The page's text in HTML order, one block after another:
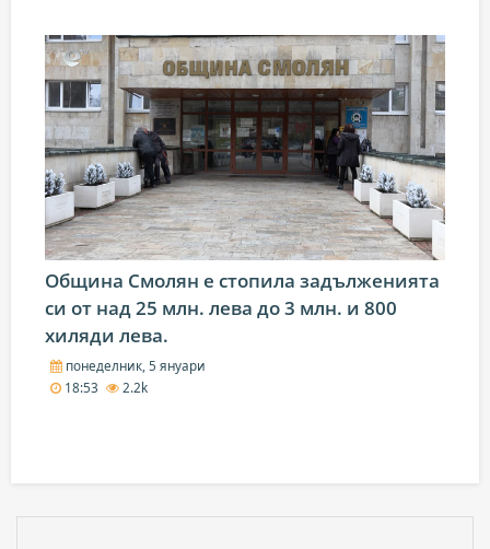
Община Смолян е стопила задълженията
си от над 25 млн. лева до 3 млн. и 800
хиляди лева.
понеделник, 5 януари
18:53
2.2k